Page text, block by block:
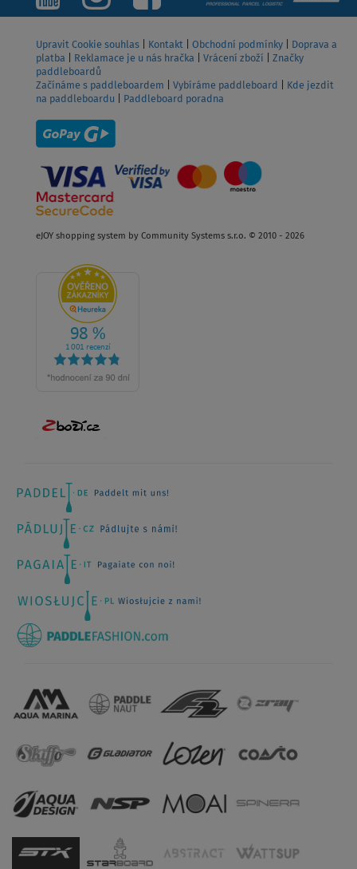
Upravit Cookie souhlas Kontakt Obchodní podmínky
Doprava a
platba
Reklamace je u nás hračka Vrácení zboží
Značky
paddleboardů
Začínáme s paddleboardem
Vybíráme paddleboard
Kde jezdit
na paddleboardu
Paddleboard poradna
eJOY shopping system by Community Systems s.r.o. © 2010 - 2026